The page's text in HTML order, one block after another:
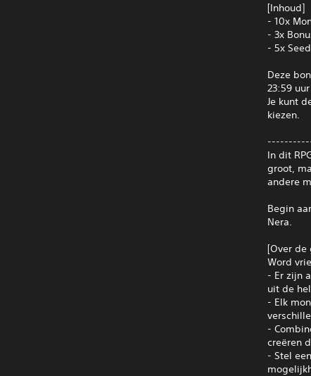
[Inhoud]
- 10x
- 3x
- 5x
Deze
23:59
Je kunt
kiezen.
In dit
groot,
andere
Begin
Nera.
[Over de
Word
- Er zijn
uit de
- Elk
-
creëren
- Stel